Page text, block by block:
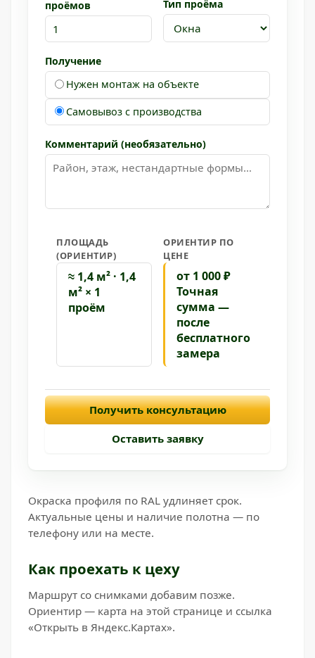
проёмов
Тип проёма
Получение
Нужен монтаж на объекте
Самовывоз с производства
Комментарий (необязательно)
ПЛОЩАДЬ
(ОРИЕНТИР)
≈ 1,4 м² · 1,4
м² × 1
проём
ОРИЕНТИР ПО
ЦЕНЕ
от 1 000 ₽
Точная
сумма —
после
бесплатного
замера
Получить консультацию
Оставить заявку
Окраска профиля по RAL удлиняет срок.
Актуальные цены и наличие полотна — по
телефону или на месте.
Как проехать к цеху
Маршрут со снимками добавим позже.
Ориентир — карта на этой странице и ссылка
«Открыть в Яндекс.Картах».